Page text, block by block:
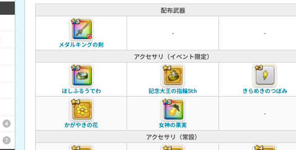
配布武器
メダルキングの剣
- -
アクセサリ（イベント限定）
ほしふるうでわ 記念大王の指輪5th きらめきのつぼみ
かがやきの花 女神の果実
-
アクセサリ（常設）
4
7